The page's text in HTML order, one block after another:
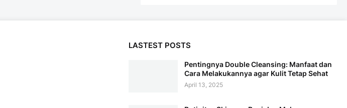
LASTEST POSTS
Pentingnya Double Cleansing: Manfaat dan
Cara Melakukannya agar Kulit Tetap Sehat
April 13, 2025